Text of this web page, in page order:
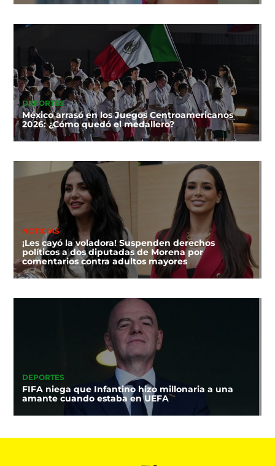
DEPORTES
México arrasó en los Juegos Centroamericanos
2026: ¿Cómo quedó el medallero?
NOTICIAS
¡Les cayó la voladora! Suspenden derechos
políticos a dos diputadas de Morena por
comentarios contra adultos mayores
DEPORTES
FIFA niega que Infantino hizo millonaria a una
amante cuando estaba en UEFA